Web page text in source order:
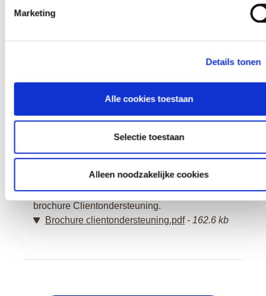
Marketing
Details tonen
Alle cookies toestaan
Selectie toestaan
Alleen noodzakelijke cookies
cliëntondersteuning terecht bij uw gemeente.
Zoekt u informatie over cliëntondersteuning in
de Wlz en Wmo, persoonlijke verhalen van
cliëntondersteuners in uw buurt actief zijn?Klik
Ook vindt u meer informatie in onderstaande
brochure Clientondersteuning.
Brochure clientondersteuning.pdf
162.6 kb